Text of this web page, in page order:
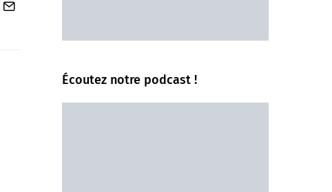
Écoutez notre podcast !